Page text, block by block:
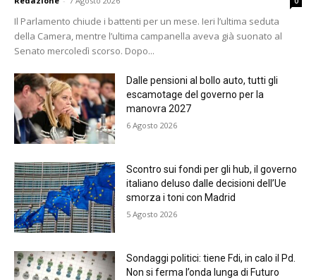
Il Parlamento chiude i battenti per un mese. Ieri l’ultima seduta
della Camera, mentre l’ultima campanella aveva già suonato al
Senato mercoledì scorso. Dopo...
Dalle pensioni al bollo auto, tutti gli
escamotage del governo per la
manovra 2027
6 Agosto 2026
Scontro sui fondi per gli hub, il governo
italiano deluso dalle decisioni dell’Ue
smorza i toni con Madrid
5 Agosto 2026
Sondaggi politici: tiene Fdi, in calo il Pd.
Non si ferma l’onda lunga di Futuro